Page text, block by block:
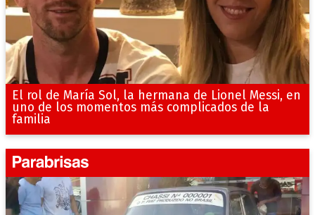
El rol de María Sol, la hermana de Lionel Messi, en
uno de los momentos más complicados de la
familia